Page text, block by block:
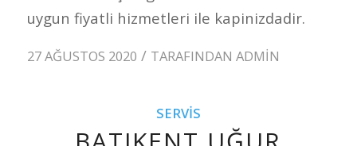
uygun fiyatli hizmetleri ile kapinizdadir.
27 AĞUSTOS 2020 / TARAFINDAN ADMIN
SERVIS